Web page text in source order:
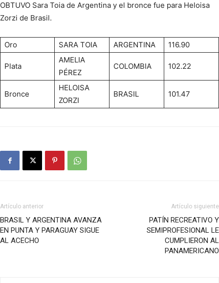
OBTUVO Sara Toia de Argentina y el bronce fue para Heloisa
Zorzi de Brasil.
Oro SARA TOIA ARGENTINA 116.90
Plata
AMELIA
PÉREZ
COLOMBIA 102.22
Bronce
HELOISA
ZORZI
BRASIL 101.47
Artículo anterior
BRASIL Y ARGENTINA AVANZA
EN PUNTA Y PARAGUAY SIGUE
AL ACECHO
Artículo siguiente
PATÍN RECREATIVO Y
SEMIPROFESIONAL LE
CUMPLIERON AL
PANAMERICANO